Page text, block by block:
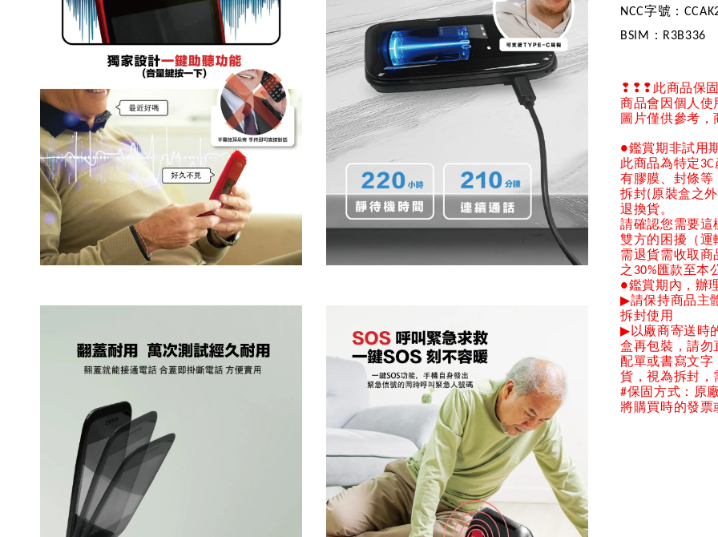
NCC字號：
BSIM
： R3B336
❢❢❢ 此商品保固
商品會因個人使
圖片僅供參考，
●鑑賞期非試用
此商品為特定3C
有膠膜、封條等
拆封( 原裝盒之
退換貨。
請確認您需要這
雙方的困擾（運
需退貨需收取商
之 30%匯款至本
●鑑賞期內，辦
▶請保持商品主
拆封使用
▶ 以廠商寄送時
盒再包裝，請勿
配單或書寫文字
貨，視為拆封，
#保固方式：原
將購買時的發票